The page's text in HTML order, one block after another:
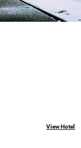
View Hotel